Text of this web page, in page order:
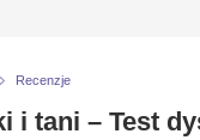
Recenzje
i tani – Test